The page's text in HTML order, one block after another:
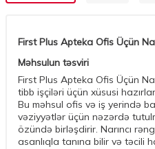
First Plus Apteka Ofis Üçün
Məhsulun təsviri
First Plus Apteka Ofis Üçün
tibb işçiləri üçün xüsusi
Bu məhsul ofis və iş yerində
vəziyyətlər üçün nəzərdə
özündə birləşdirir. Narıncı
asanlıqla tanına bilir və təcili